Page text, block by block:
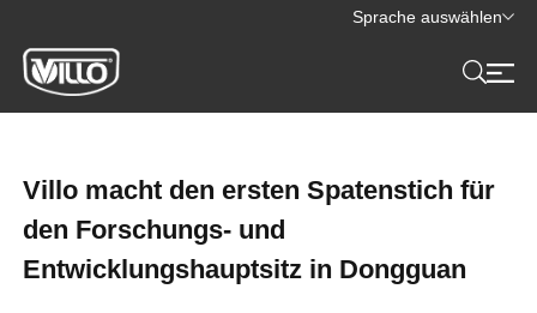
Sprache auswählen
Villo macht den ersten Spatenstich für
den Forschungs- und
Entwicklungshauptsitz in Dongguan